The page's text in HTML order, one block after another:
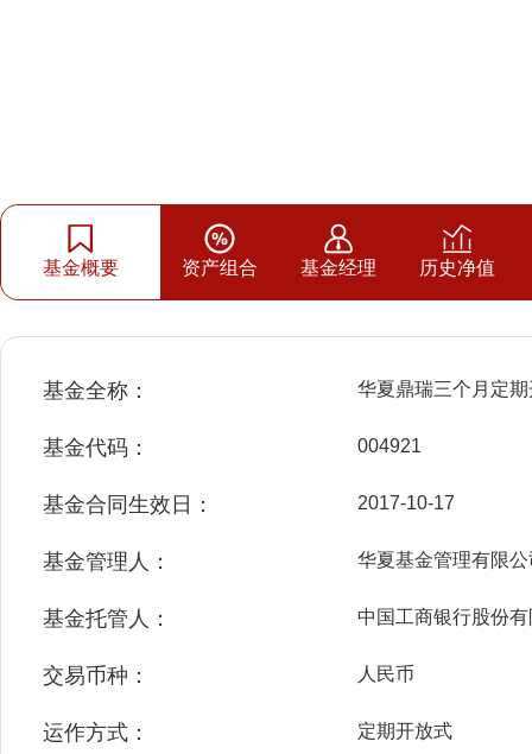
基金概要 资产组合 基金经理 历史净值
基金全称： 华夏鼎瑞三个月定
基金代码： 004921
基金合同生效日： 2017-10-17
基金管理人： 华夏基金管理有限公
基金托管人： 中国工商银行股份
交易币种： 人民币
运作方式： 定期开放式